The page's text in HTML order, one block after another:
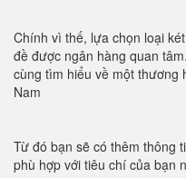
Chính vì thế, lựa chọn loại
đề được ngân hàng quan
cùng tìm hiểu về một thương
Nam
Từ đó bạn sẽ có thêm thông
phù hợp với tiêu chí của bạn